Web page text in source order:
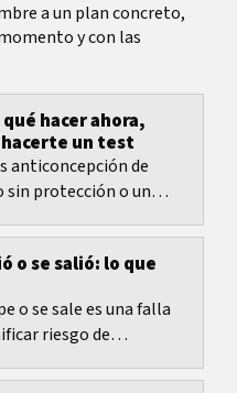
a un plan concreto,
y con las
hacer ahora,
hacerte un test
anticoncepción de
sin protección o un
o se salió: lo que
o se sale es una falla
riesgo de